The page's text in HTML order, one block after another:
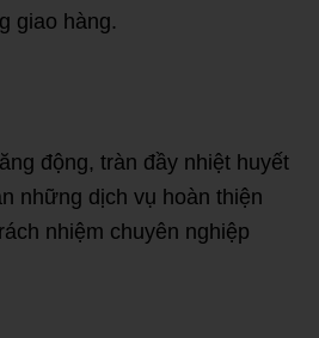
giao hàng.
động, tràn đầy nhiệt huyết
những dịch vụ hoàn thiện
nhiệm chuyên nghiệp